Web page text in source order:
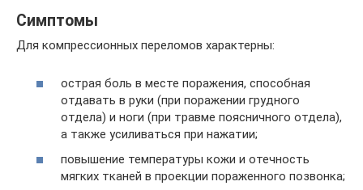
Симптомы
Для компрессионных переломов характерны:
острая боль в месте поражения, способная
отдавать в руки (при поражении грудного
отдела) и ноги (при травме поясничного отдела),
а также усиливаться при нажатии;
повышение температуры кожи и отечность
мягких тканей в проекции пораженного позвонка;